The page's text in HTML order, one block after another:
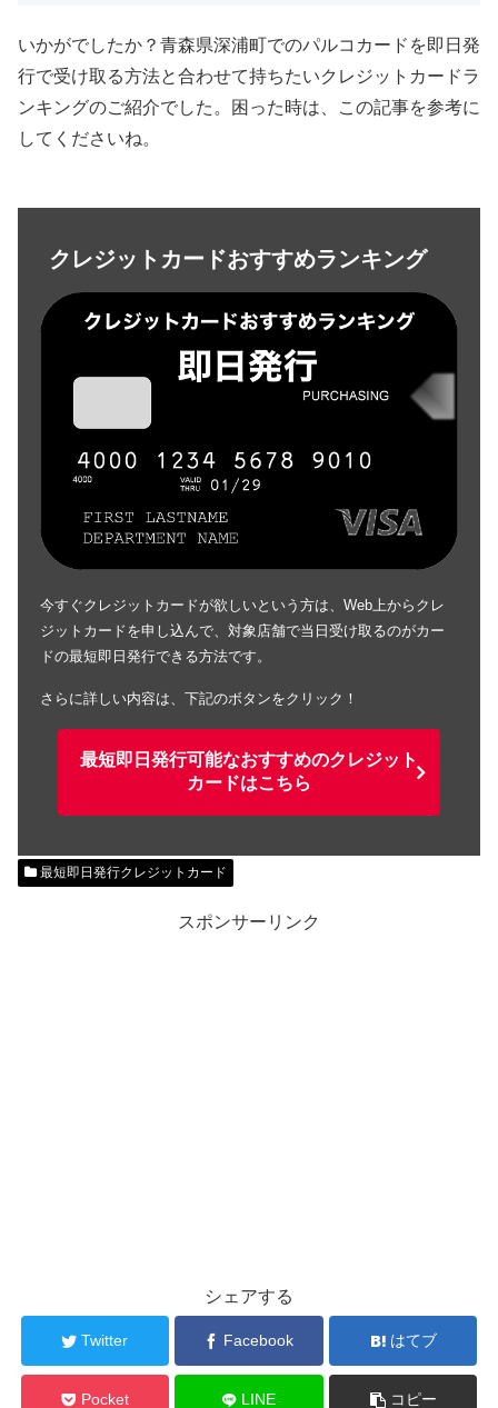
いかがでしたか？青森県深浦町でのパルコカード を即日発
行で受け取る方法と合わせて持ちたいクレジットカードラ
ンキングのご紹介でした。困った時は、この記事を参考に
してくださいね。
クレジットカードおすすめランキング
今すぐクレジットカードが欲しいという方は、Web上からクレ
ジットカードを申し込んで、対象店舗で当日受け取るのがカー
ドの最短即日発行できる方法です。
さらに詳しい内容は、下記のボタンをクリック！
最短即日発行可能なおすすめのクレジット
カードはこちら
最短即日発行クレジットカード
スポンサーリンク
シェアする
Twitter Facebook はてブ
Pocket LINE コピー